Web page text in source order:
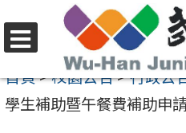
至
要
選
單
首頁>校園公告>行政公
學生補助暨午餐費補助申